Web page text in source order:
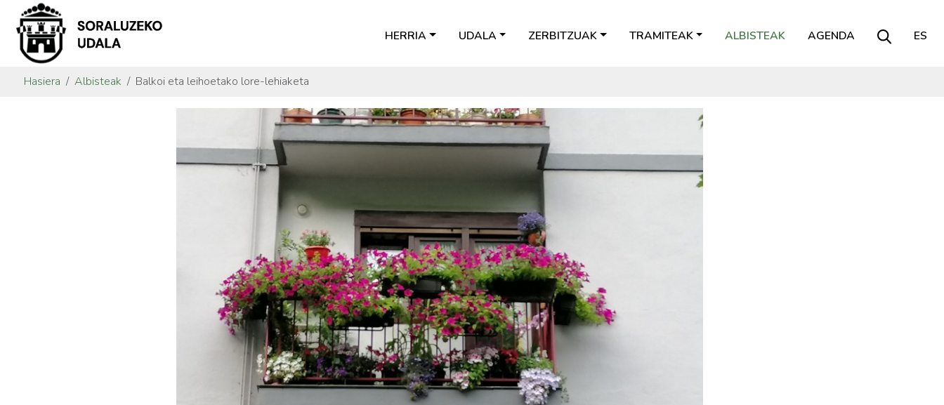
HERRIA UDALA ZERBITZUAK TRAMITEAK ALBISTEAK AGENDA ES
Hasiera Albisteak Balkoi eta leihoetako lore-lehiaketa